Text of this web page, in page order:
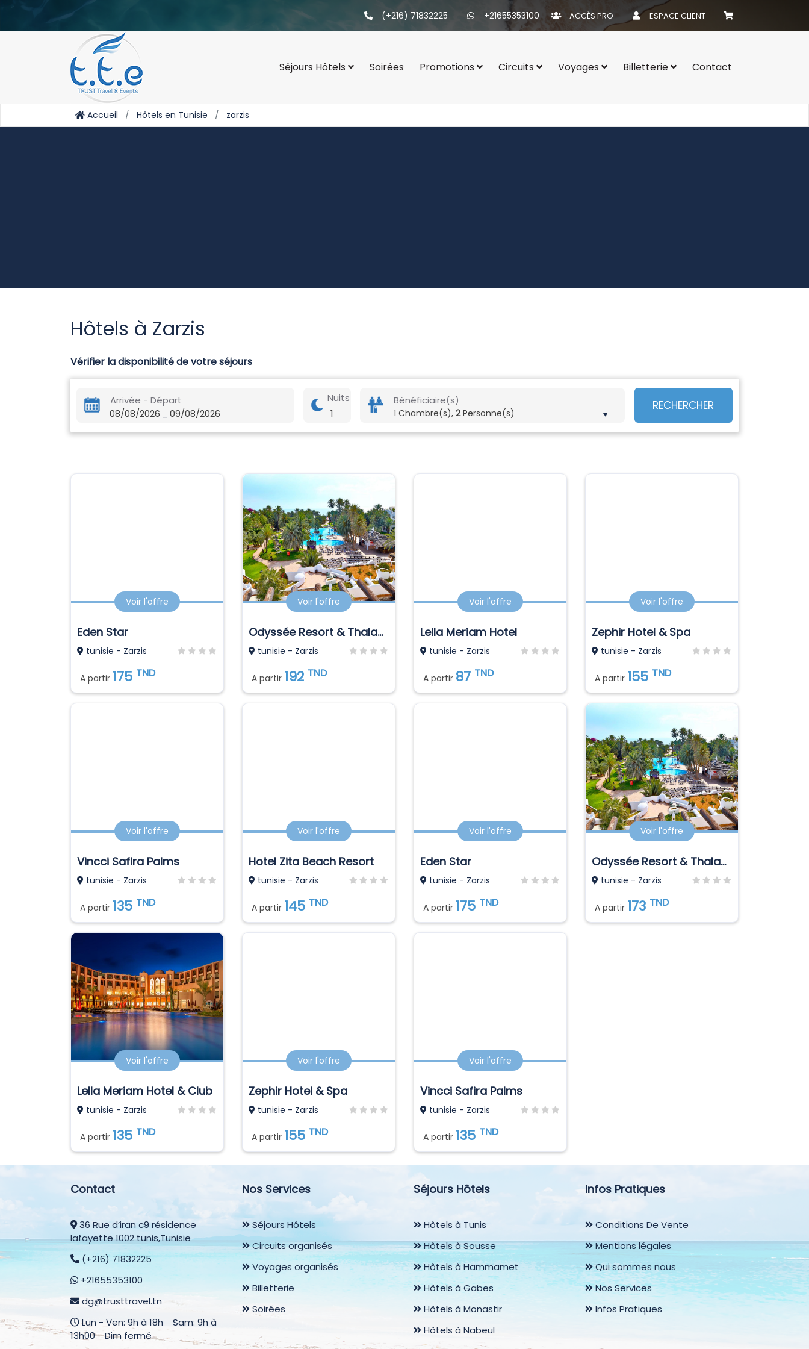
(+216) 71832225 +21655353100 ACCÈS PRO ESPACE CLIENT
Séjours Hôtels Soirées Promotions Circuits Voyages Billetterie Contact
Accueil Hôtels en Tunisie zarzis
Hôtels à Zarzis
Vérifier la disponibilité de votre séjours
Arrivée - Départ
08/08/2026 - 09/08/2026
Nuits
1
Bénéficiaire(s)
1 Chambre(s), 2Personne(s)
RECHERCHER
Voir l'offre
Eden Star
tunisie - Zarzis
A partir 175 TND
Voir l'offre
Odyssée Resort & Thalasso
tunisie - Zarzis
A partir 192 TND
Voir l'offre
Lella Meriam Hotel
tunisie - Zarzis
A partir 87 TND
Voir l'offre
Zephir Hotel & Spa
tunisie - Zarzis
A partir 155 TND
Voir l'offre
Vincci Safira Palms
tunisie - Zarzis
A partir 135 TND
Voir l'offre
Hotel Zita Beach Resort
tunisie - Zarzis
A partir 145 TND
Voir l'offre
Eden Star
tunisie - Zarzis
A partir 175 TND
Voir l'offre
Odyssée Resort & Thalasso
tunisie - Zarzis
A partir 173 TND
Voir l'offre
Lella Meriam Hotel & Club
tunisie - Zarzis
A partir 135 TND
Voir l'offre
Zephir Hotel & Spa
tunisie - Zarzis
A partir 155 TND
Voir l'offre
Vincci Safira Palms
tunisie - Zarzis
A partir 135 TND
Contact
36 Rue d’iran c9 résidence
lafayette 1002 tunis,Tunisie
(+216) 71832225
+21655353100
dg@trusttravel.tn
Lun - Ven: 9h à 18h Sam: 9h à
13h00 Dim fermé
Nos Services
Séjours Hôtels
Circuits organisés
Voyages organisés
Billetterie
Soirées
Séjours Hôtels
Hôtels à Tunis
Hôtels à Sousse
Hôtels à Hammamet
Hôtels à Gabes
Hôtels à Monastir
Hôtels à Nabeul
Infos Pratiques
Conditions De Vente
Mentions légales
Qui sommes nous
Nos Services
Infos Pratiques